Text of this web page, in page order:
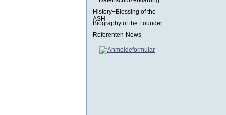
History+Blessing of the
ASH
Biography of the Founder
Referenten-News